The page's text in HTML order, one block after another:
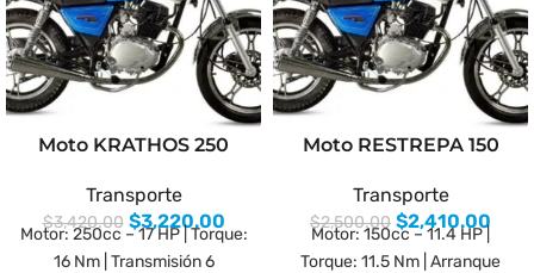
Moto KRATHOS 250
Transporte
$3,420.00 $3,220.00
Motor: 250cc – 17 HP | Torque:
16 Nm | Transmisión 6
Moto RESTREPA 150
Transporte
$2,500.00 $2,410.00
Motor: 150cc – 11.4 HP |
Torque: 11.5 Nm | Arranque